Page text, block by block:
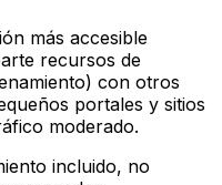
más accesible
recursos de
con otros
portales y sitios
moderado.
incluido, no